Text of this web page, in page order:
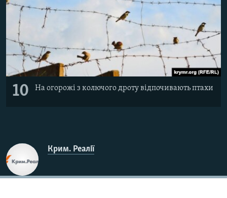
10 На огорожі з колючого дроту відпочивають птахи
Крим. Реалії